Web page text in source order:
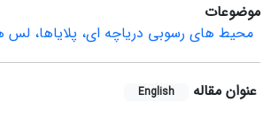
موضوعات
محیط های رسوبی دریاچه ای، پلایاها، لس
عنوان مقاله English